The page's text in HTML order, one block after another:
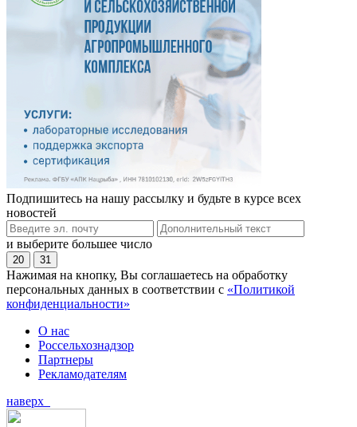
Подпишитесь на нашу рассылку и будьте в курсе всех
новостей
и выберите большее число
20 31
Нажимая на кнопку, Вы соглашаетесь на обработку
персональных данных в соответствии с «Политикой
конфиденциальности»
О нас
Россельхознадзор
Партнеры
Рекламодателям
наверх